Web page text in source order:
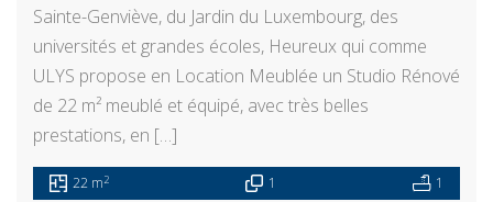
Sainte-Genviève, du Jardin du Luxembourg, des
universités et grandes écoles, Heureux qui comme
ULYS propose en Location Meublée un Studio Rénové
de 22 m² meublé et équipé, avec très belles
prestations, en […]
22 m2 1 1